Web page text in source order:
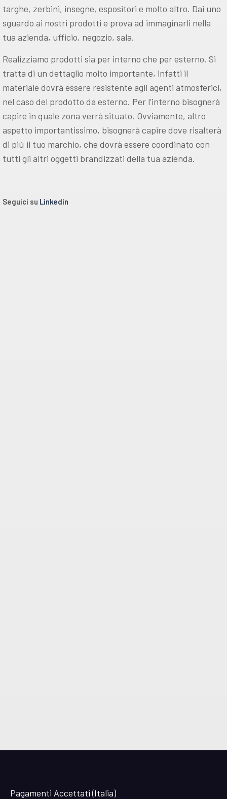
targhe, zerbini, insegne, espositori e molto altro. Dai uno
sguardo ai nostri prodotti e prova ad immaginarli nella
tua azienda, ufficio, negozio, sala.
Realizziamo prodotti sia per interno che per esterno. Si
tratta di un dettaglio molto importante, infatti il
materiale dovrà essere resistente agli agenti atmosferici,
nel caso del prodotto da esterno. Per l’interno bisognerà
capire in quale zona verrà situato. Ovviamente, altro
aspetto importantissimo, bisognerà capire dove risalterà
di più il tuo marchio, che dovrà essere coordinato con
tutti gli altri oggetti brandizzati della tua azienda.
Seguici su Linkedin
Pagamenti Accettati (Italia)